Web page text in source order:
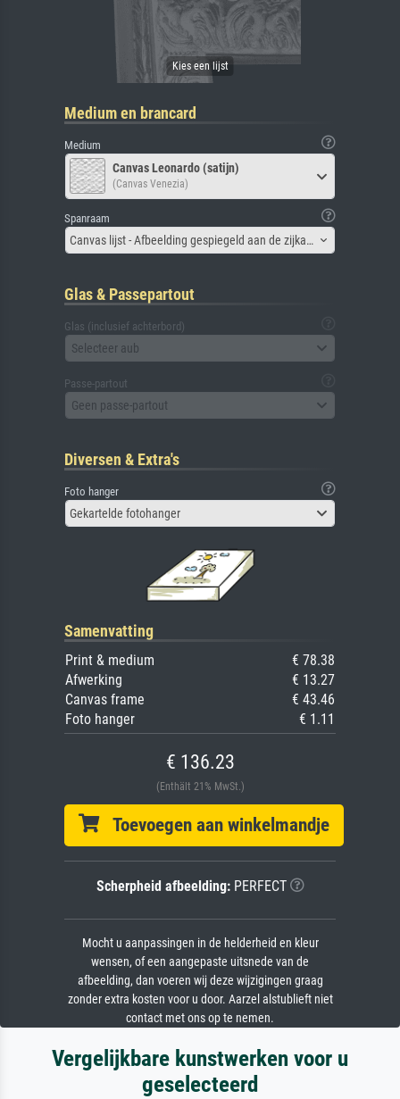
Medium en brancard
Medium
Canvas Leonardo (satijn)
(Canvas Venezia)
Spanraam
Canvas lijst - Afbeelding gespiegeld aan de zijkant
Glas & Passepartout
Glas (inclusief achterbord)
Selecteer aub
Passe-partout
Geen passe-partout
Diversen & Extra's
Foto hanger
Gekartelde fotohanger
Samenvatting
Print & medium
€ 78.38
Afwerking
€ 13.27
Canvas frame
€ 43.46
Foto hanger
€ 1.11
€ 136.23
(Enthält 21% MwSt.)
Toevoegen aan winkelmandje
Scherpheid afbeelding:PERFECT
Mocht u aanpassingen in de helderheid en kleur
wensen, of een aangepaste uitsnede van de
afbeelding, dan voeren wij deze wijzigingen graag
zonder extra kosten voor u door. Aarzel alstublieft niet
contact met ons op te nemen.
Vergelijkbare kunstwerken voor u
geselecteerd